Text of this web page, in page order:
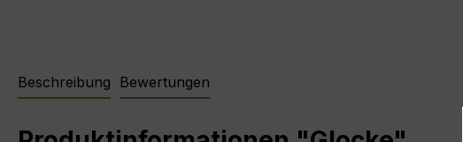
Beschreibung Bewertungen